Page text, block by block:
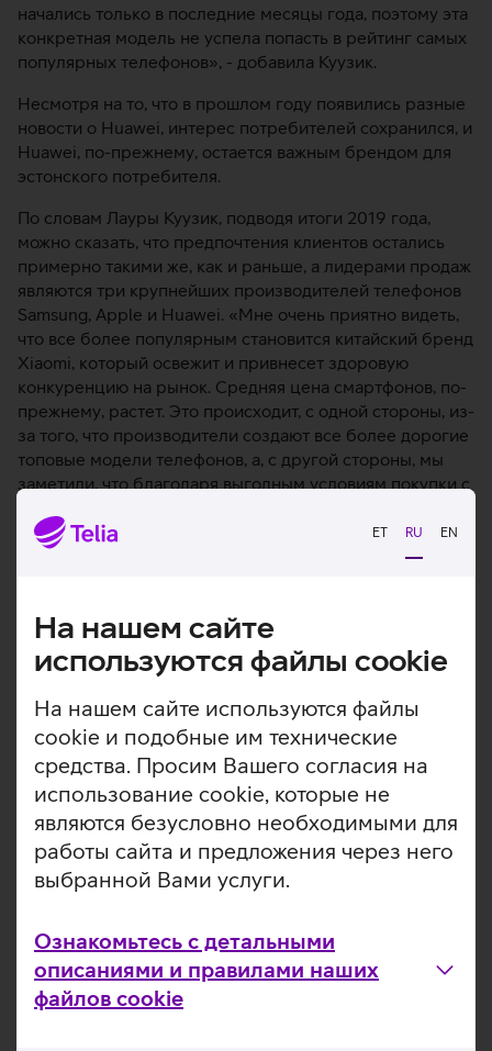
ET RU EN
На нашем сайте
используются файлы cookie
На нашем сайте используются файлы
cookie и подобные им технические
средства. Просим Вашего согласия на
использование cookie, которые не
являются безусловно необходимыми для
работы сайта и предложения через него
выбранной Вами услуги.
Ознакомьтесь с детальными
описаниями и правилами наших
файлов cookie
начались только в последние месяцы года, поэтому эта
конкретная модель не успела попасть в рейтинг самых
популярных телефонов», - добавила Куузик.
Несмотря на то, что в прошлом году появились разные
новости о Huawei, интерес потребителей сохранился, и
Huawei, по-прежнему, остается важным брендом для
эстонского потребителя.
По словам Лауры Куузик, подводя итоги 2019 года,
можно сказать, что предпочтения клиентов остались
примерно такими же, как и раньше, а лидерами продаж
являются три крупнейших производителей телефонов
Samsung, Apple и Huawei. «Мне очень приятно видеть,
что все более популярным становится китайский бренд
Xiaomi, который освежит и привнесет здоровую
конкуренцию на рынок. Средняя цена смартфонов, по-
прежнему, растет. Это происходит, с одной стороны, из-
за того, что производители создают все более дорогие
топовые модели телефонов, а, с другой стороны, мы
заметили, что благодаря выгодным условиям покупки с
предпочтение более дорогому сегменту моделей
телефонов с хорошими возможностями», - говорит она.
году:
Samsung Galaxy A50
Nokia 105 DS
Huawei P20 Lite
Apple iPhone 8 64GB
Apple iPhone 7 32GB
Apple iPhone XR 64GB
Samsung Galaxy S10
Apple iPhone 6s 32GB